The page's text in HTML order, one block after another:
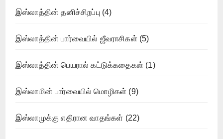
இஸ்லாத்தின் தனிச்சிறப்பு (4)
இஸ்லாத்தின் பார்வையில் ஜீவராசிகள் (5)
இஸ்லாத்தின் பெயரால் கட்டுக்கதைகள் (1)
இஸ்லாமின் பார்வையில் மொழிகள் (9)
இஸ்லாமுக்கு எதிரான வாதங்கள் (22)